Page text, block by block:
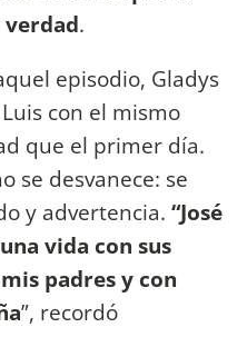
.
episodio, Gladys
con el mismo
que el primer día.
se desvanece: se
y advertencia. “José
vida con sus
padres y con
”, recordó